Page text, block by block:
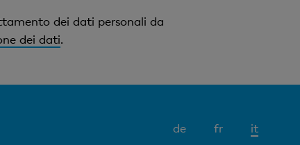
dei dati personali da
dei dati.
de fr it